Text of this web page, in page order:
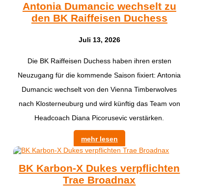
Antonia Dumancic wechselt zu
den BK Raiffeisen Duchess
Juli 13, 2026
Die BK Raiffeisen Duchess haben ihren ersten
Neuzugang für die kommende Saison fixiert: Antonia
Dumancic wechselt von den Vienna Timberwolves
nach Klosterneuburg und wird künftig das Team von
Headcoach Diana Picorusevic verstärken.
mehr lesen
BK Karbon-X Dukes verpflichten
Trae Broadnax